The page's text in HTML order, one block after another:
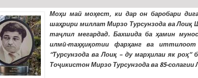
Моҳи май моҳест, ки дар он баробари
шаҳрири миллат Мирзо Турсунзода ва Лоиқ
таҷлил мегардад. Бахшида ба ҳамин
илмӣ-таҳқиқотии фарҳанг ва
“Турсунзода ва Лоиқ – ду марҳилаи як роҳ”
Тоҷикистон Мирзо Турсунзода ва 85-